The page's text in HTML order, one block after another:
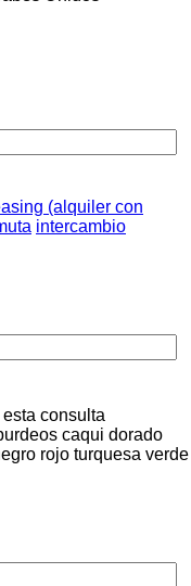
(alquiler con
intercambio
consulta
caqui dorado
rojo turquesa verde